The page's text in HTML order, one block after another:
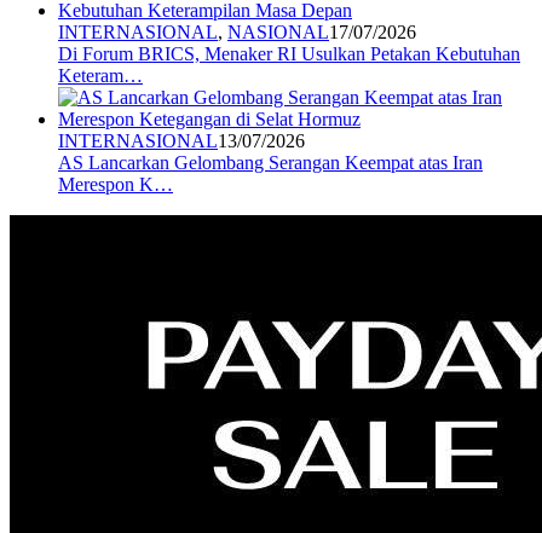
INTERNASIONAL, NASIONAL17/07/2026
Di Forum BRICS, Menaker RI Usulkan Petakan Kebutuhan
Keteram…
INTERNASIONAL13/07/2026
AS Lancarkan Gelombang Serangan Keempat atas Iran
Merespon K…